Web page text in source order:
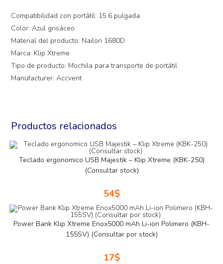
Compatibilidad con portátil: 15.6 pulgada
Color: Azul grisáceo
Material del producto: Nailon 1680D
Marca: Klip Xtreme
Tipo de producto: Mochila para transporte de portátil
Manufacturer: Accvent
Productos relacionados
Teclado ergonomico USB Majestik – Klip Xtreme (KBK-250)
(Consultar stock)
54$
Power Bank Klip Xtreme Enox5000 mAh Li-ion Polimero (KBH-
155SV) (Consultar por stock)
17$